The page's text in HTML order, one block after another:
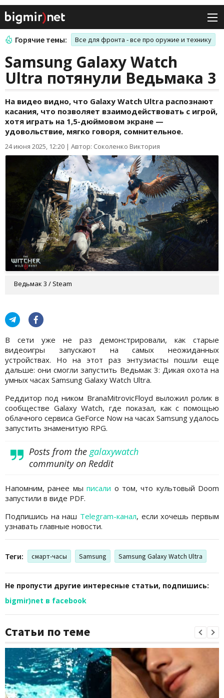
Горячие темы: Все для фронта - все про оружие и технику
Samsung Galaxy Watch
Ultra потянули Ведьмака 3
На видео видно, что Galaxy Watch Ultra распознают
касания, что позволяет взаимодействовать с игрой,
хотя играть на 1,5-дюймовом экране —
удовольствие, мягко говоря, сомнительное.
24 июня 2025, 12:20 | Автор: Соколенко Виктория
Ведьмак 3 / Steam
В сети уже не раз демонстрировали, как старые
видеоигры запускают на самых неожиданных
устройствах. Но на этот раз энтузиасты пошли еще
дальше: они смогли запустить Ведьмак 3: Дикая охота на
умных часах Samsung Galaxy Watch Ultra.
Реддитор под ником BranaMitrovicFloyd выложил ролик в
сообществе Galaxy Watch, где показал, как с помощью
облачного сервиса GeForce Now на часах Samsung удалось
запустить знаменитую RPG.
Posts from the galaxywatch
community on Reddit
Напомним, ранее мыписали о том, что культовый Doom
запустили в виде PDF.
Подпишись на наш Telegram-канал, если хочешь первым
узнавать главные новости.
Теги: смарт-часы Samsung Samsung Galaxy Watch Ultra
Не пропусти другие интересные статьи, подпишись:
bigmir)net в facebook
Статьи по теме